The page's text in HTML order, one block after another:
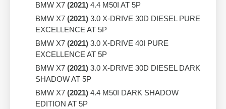
BMW X7 (2021) 4.4 M50I AT 5P
BMW X7 (2021) 3.0 X-DRIVE 30D DIESEL PURE
EXCELLENCE AT 5P
BMW X7 (2021) 3.0 X-DRIVE 40I PURE
EXCELLENCE AT 5P
BMW X7 (2021) 3.0 X-DRIVE 30D DIESEL DARK
SHADOW AT 5P
BMW X7 (2021) 4.4 M50I DARK SHADOW
EDITION AT 5P